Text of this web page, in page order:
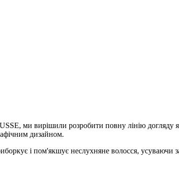
ми вирішили розробити повну лінію догляду
дизайном.
і пом'якшує неслухняне волосся, усуваючи